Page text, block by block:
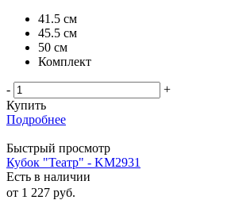
41.5 см
45.5 см
50 см
Комплект
-
+
Купить
Подробнее
Быстрый просмотр
Кубок "Театр" - KM2931
Есть в наличии
от 1 227 руб.